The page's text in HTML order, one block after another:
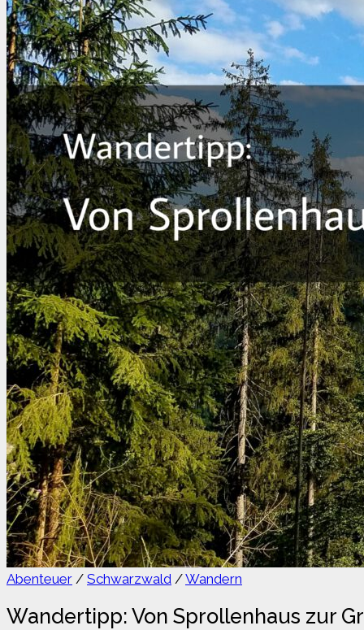
Abenteuer / Schwarzwald /Wandern
Wandertipp: Von Sprollenhaus zur